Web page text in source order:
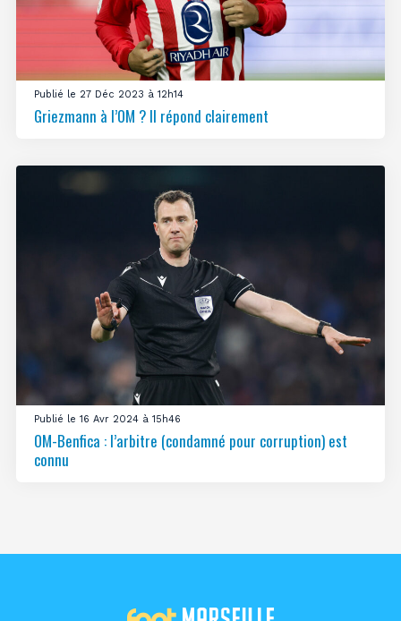
Publié le 27 Déc 2023 à 12h14
Griezmann à l’OM ? Il répond clairement
Publié le 16 Avr 2024 à 15h46
OM-Benfica : l’arbitre (condamné pour corruption) est
connu